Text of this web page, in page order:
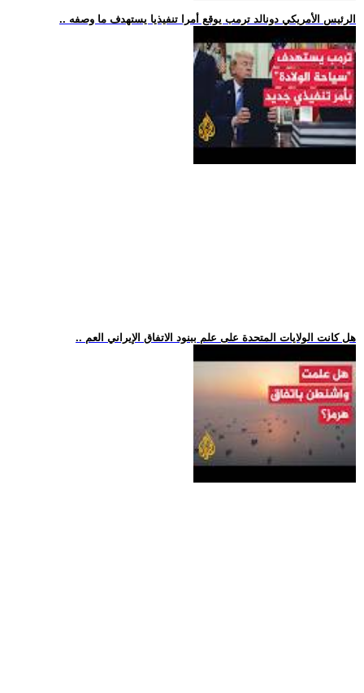
.. الرئيس الأمريكي دونالد ترمب يوقع أمرا تنفيذيا يستهدف ما وصفه
.. هل كانت الولايات المتحدة على علم ببنود الاتفاق الإيراني العم